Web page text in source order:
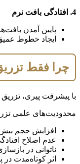
4. افتادگی بافت نرم
پایین آمدن
ایجاد خطوط
چرا فقط
با پیشرفت پیری،
محدودیت‌های علمی
افزایش حجم
عدم اصلاح
ناتوانی در
اثر کوتاه‌مدت در